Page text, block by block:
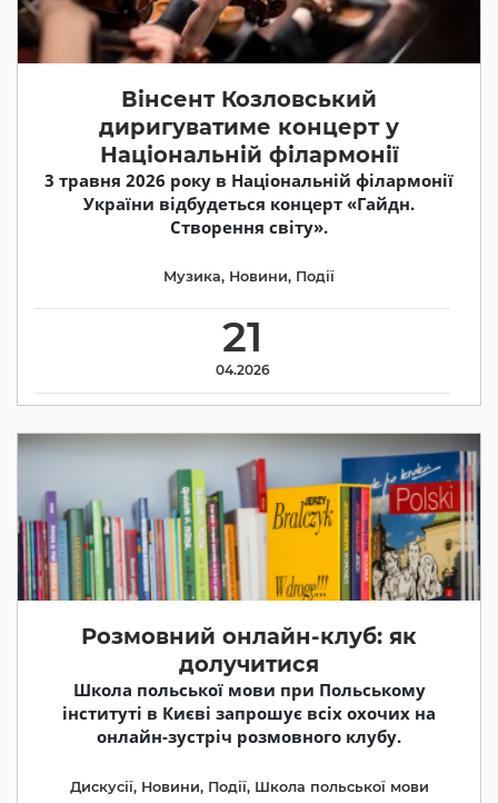
Вінсент Козловський
диригуватиме концерт у
Національній філармонії
3 травня 2026 року в Національній філармонії
України відбудеться концерт «Гайдн.
Створення світу».
21
04.2026
Музика, Новини, Події
Розмовний онлайн-клуб: як
долучитися
Школа польської мови при Польському
інституті в Києві запрошує всіх охочих на
онлайн-зустріч розмовного клубу.
Дискусії, Новини, Події, Школа польської мови